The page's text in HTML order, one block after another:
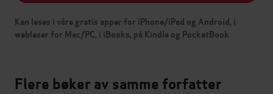
Kan leses i våre gratis apper for iPhone/iPad og Android, i
webleser for Mac/PC, i iBooks, på Kindle og PocketBook
Flere bøker av samme forfatter